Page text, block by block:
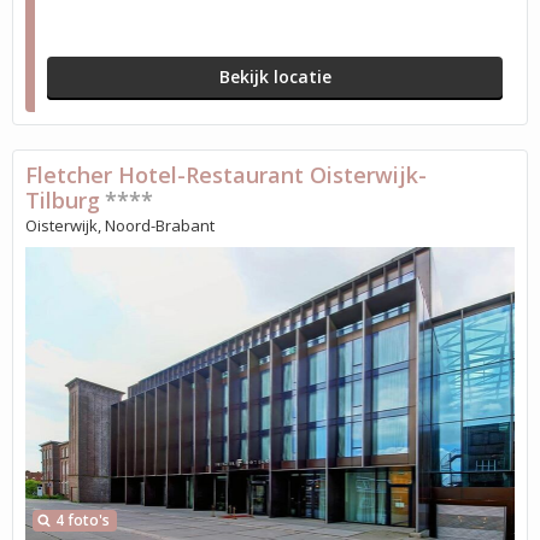
Bekijk locatie
4 foto's
Fletcher Hotel-Restaurant Oisterwijk-
Tilburg ****
Oisterwijk, Noord-Brabant